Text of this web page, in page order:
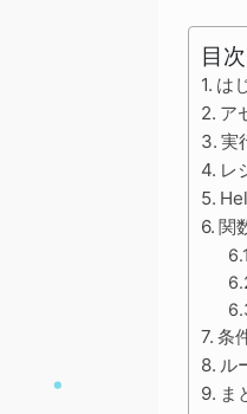
目次
は
ア
実
レ
関
条
ル
ま